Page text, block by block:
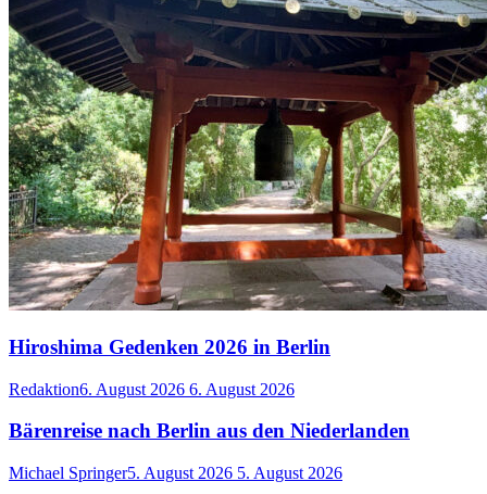
Hiroshima Gedenken 2026 in Berlin
Redaktion6. August 2026 6. August 2026
Bärenreise nach Berlin aus den Niederlanden
Michael Springer5. August 2026 5. August 2026